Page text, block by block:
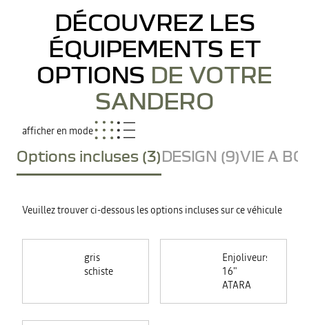
DÉCOUVREZ LES
ÉQUIPEMENTS ET
OPTIONS DE VOTRE
SANDERO
afficher en mode
Options incluses (3)DESIGN (9)VIE A
Veuillez trouver ci-dessous les options incluses sur ce véhicule
gris
schiste
Enjoliveurs
16"
ATARA